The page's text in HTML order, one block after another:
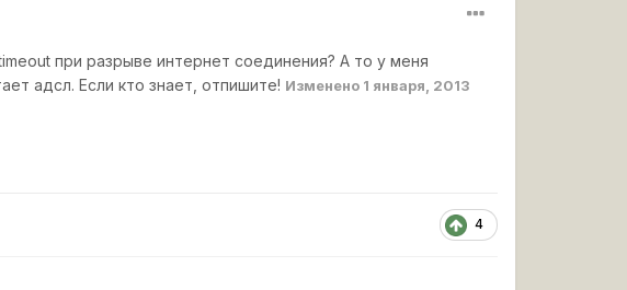
при разрыве интернет соединения? А то у меня
адсл. Если кто знает, отпишите! Изменено 1 января, 2013
4